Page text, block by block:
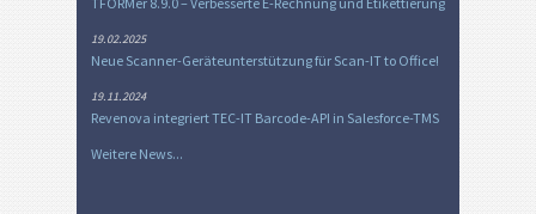
19.02.2025
Neue Scanner-Geräteunterstützung für Scan-IT to Office!
19.11.2024
Revenova integriert TEC-IT Barcode-API in Salesforce-TMS
Weitere News...